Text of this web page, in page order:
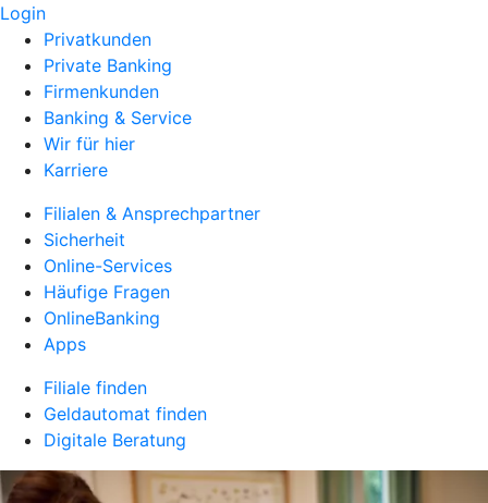
Login
Privatkunden
Private Banking
Firmenkunden
Banking & Service
Wir für hier
Karriere
Filialen & Ansprechpartner
Sicherheit
Online-Services
Häufige Fragen
OnlineBanking
Apps
Filiale finden
Geldautomat finden
Digitale Beratung